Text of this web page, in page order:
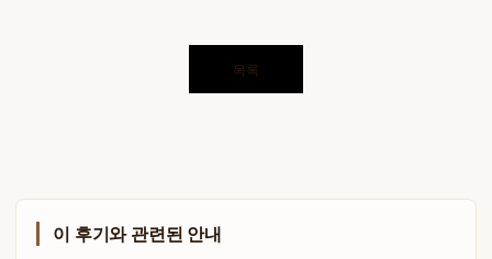
목록
이 후기와 관련된 안내